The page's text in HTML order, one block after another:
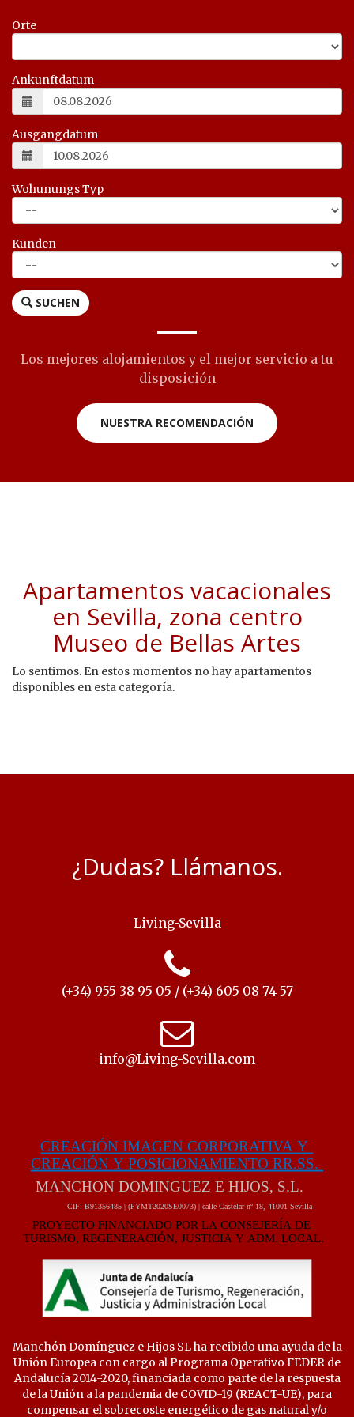
Orte
Ankunftdatum
Ausgangdatum
Wohunungs Typ
Kunden
SUCHEN
Los mejores alojamientos y el mejor servicio a tu
disposición
NUESTRA RECOMENDACIÓN
Apartamentos vacacionales
en Sevilla, zona centro
Museo de Bellas Artes
Lo sentimos. En estos momentos no hay apartamentos
disponibles en esta categoría.
¿Dudas? Llámanos.
Living-Sevilla
(+34) 955 38 95 05 / (+34) 605 08 74 57
info@Living-Sevilla.com
Manchón Domínguez e Hijos SL ha recibido una ayuda de la
Unión Europea con cargo al Programa Operativo FEDER de
Andalucía 2014-2020, financiada como parte de la respuesta
de la Unión a la pandemia de COVID-19 (REACT-UE), para
compensar el sobrecoste energético de gas natural y/o